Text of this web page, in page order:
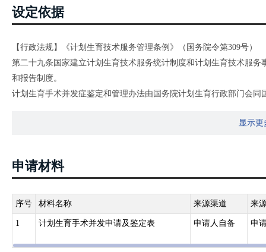
设定依据
【行政法规】《计划生育技术服务管理条例》（国务院令第309号）
第二十九条国家建立计划生育技术服务统计制度和计划生育技术服
和报告制度。
计划生育手术并发症鉴定和管理办法由国务院计划生育行政部门会同
生育行政部门规定的时限内同时向所在地人民政府计划生育行政部
【规范性文件】《关于印发<计划生育手术并发症鉴定管理办法（试
织并发症鉴定专家组实施鉴定。具备条件的地方，可以交由医学会
显示更
申请材料
序号 材料名称 来源渠道 来
1 计划生育手术并发申请及鉴定表 申请人自备 申